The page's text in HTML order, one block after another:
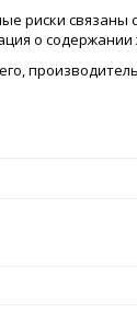
риски связаны
о